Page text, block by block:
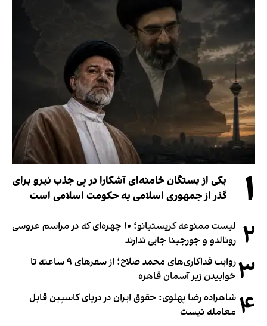
۱
یکی از بستگان خامنه‌ای آشکارا در پی جذب نیرو برای
گذر از جمهوری اسلامی به حکومت اسلامی است
۲
لیست ممنوعه کریستیانو؛ ۱۰ چهره‌ای که در مراسم عروسی
رونالدو و جورجینا جایی ندارند
۳
روایت فداکاری‌های محمد صلاح؛ از سفرهای ۹ ساعته تا
خوابیدن زیر آسمان قاهره
۴ شاهزاده رضا پهلوی: حقوق ایران در دریای کاسپین قابل
معامله نیست